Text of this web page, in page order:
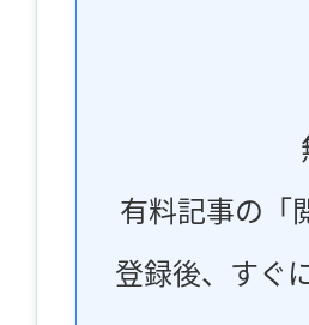
有料記事の「
登録後、すぐ